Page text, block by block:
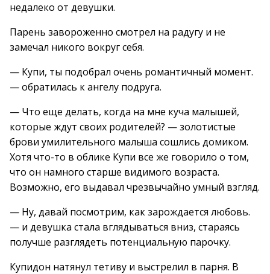
недалеко от девушки.
Парень завороженно смотрел на радугу и не
замечал никого вокруг себя.
— Купи, ты подобрал очень романтичный момент.
— обратилась к ангелу подруга.
— Что еще делать, когда на мне куча малышей,
которые ждут своих родителей? — золотистые
брови умилительного малыша сошлись домиком.
Хотя что-то в облике Купи все же говорило о том,
что он намного старше видимого возраста.
Возможно, его выдавал чрезвычайно умный взгляд.
— Ну, давай посмотрим, как зарождается любовь.
— и девушка стала вглядываться вниз, стараясь
получше разглядеть потенциальную парочку.
Купидон натянул тетиву и выстрелил в парня. В